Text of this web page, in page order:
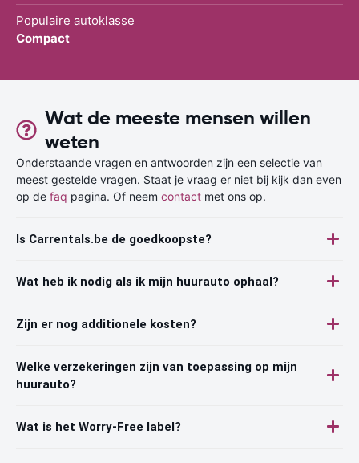
Populaire autoklasse
Compact
Wat de meeste mensen willen
weten
Onderstaande vragen en antwoorden zijn een selectie van
meest gestelde vragen. Staat je vraag er niet bij kijk dan even
op de faq pagina. Of neem contact met ons op.
Is Carrentals.be de goedkoopste?
Wat heb ik nodig als ik mijn huurauto ophaal?
Zijn er nog additionele kosten?
Welke verzekeringen zijn van toepassing op mijn
huurauto?
Wat is het Worry-Free label?